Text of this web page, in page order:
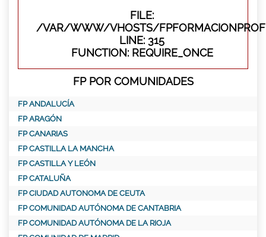
FILE:
/VAR/WWW/VHOSTS/
LINE: 315
FUNCTION: REQUIRE_ONCE
FP POR COMUNIDADES
FP ANDALUCÍA
FP ARAGÓN
FP CANARIAS
FP CASTILLA LA MANCHA
FP CASTILLA Y LEÓN
FP CATALUÑA
FP CIUDAD AUTONOMA DE CEUTA
FP COMUNIDAD AUTÓNOMA DE CANTABRIA
FP COMUNIDAD AUTÓNOMA DE LA RIOJA